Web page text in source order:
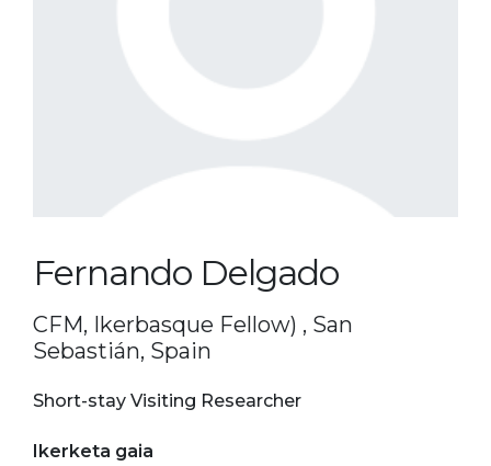
Fernando Delgado
CFM, Ikerbasque Fellow) , San
Sebastián, Spain
Short-stay Visiting Researcher
Ikerketa gaia